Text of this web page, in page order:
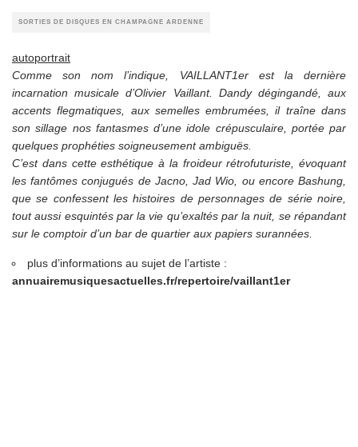
SORTIES DE DISQUES EN CHAMPAGNE ARDENNE
autoportrait
Comme son nom l’indique, VAILLANT1er est la dernière
incarnation musicale d’Olivier Vaillant. Dandy dégingandé, aux
accents flegmatiques, aux semelles embrumées, il traîne dans
son sillage nos fantasmes d’une idole crépusculaire, portée par
quelques prophéties soigneusement ambiguës.
C’est dans cette esthétique à la froideur rétrofuturiste, évoquant
les fantômes conjugués de Jacno, Jad Wio, ou encore Bashung,
que se confessent les histoires de personnages de série noire,
tout aussi esquintés par la vie qu’exaltés par la nuit, se répandant
sur le comptoir d’un bar de quartier aux papiers surannées.
plus d’informations au sujet de l’artiste :
annuairemusiquesactuelles.fr/repertoire/vaillant1er